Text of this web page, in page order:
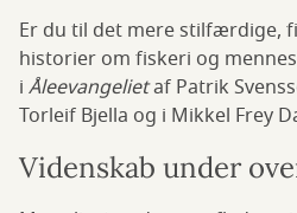
Er du til det mere stilfærdige,
historier om fiskeri og
i Åleevangelietaf Patrik
Torleif Bjella og i Mikkel Frey
Videnskab under